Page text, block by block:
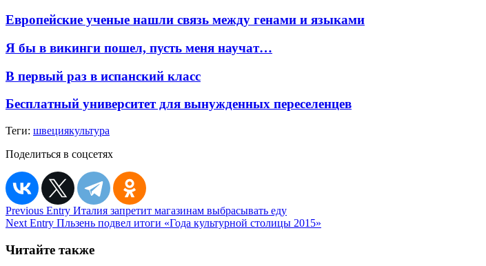
Европейские ученые нашли связь между генами и языками
Я бы в викинги пошел, пусть меня научат…
В первый раз в испанский класс
Бесплатный университет для вынужденных переселенцев
Теги: швециякультура
Поделиться в соцсетях
Навигация
по
записям
Previous Entry Италия запретит магазинам выбрасывать еду
Next Entry Пльзень подвел итоги «Года культурной столицы 2015»
Читайте также